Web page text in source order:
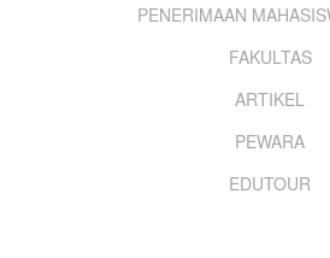
PENERIMAAN
FAKULTAS
ARTIKEL
PEWARA
EDUTOUR